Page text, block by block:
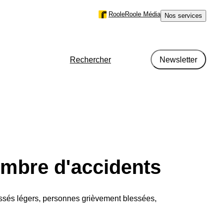
RooleRoole Média Nos services
de motorisation
Rechercher Newsletter
d'accidents
légers, personnes grièvement blessées,